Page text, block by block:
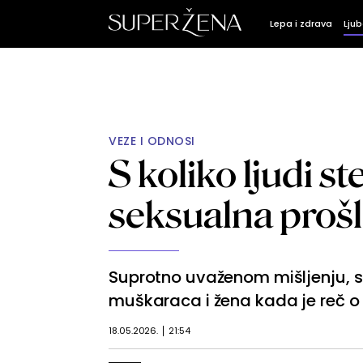
Lepa i zdrava
VEZE I ODNOSI
S koliko ljudi
seksualna
Suprotno uvaženom mišljenju,
muškaraca i žena kada je reč
18.05.2026. 21:54